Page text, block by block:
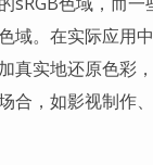
域。在实际应用
真实地还原色彩
合，如影视制作、